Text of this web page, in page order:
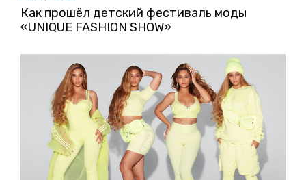
Как прошёл детский фестиваль моды
«UNIQUE FASHION SHOW»